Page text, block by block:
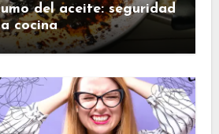
del aceite: seguridad
cocina